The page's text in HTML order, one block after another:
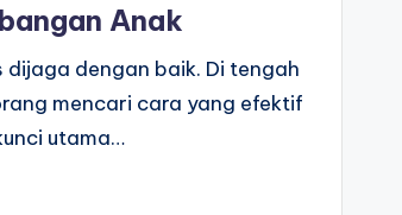
Anak
dengan baik. Di tengah
mencari cara yang efektif
utama…